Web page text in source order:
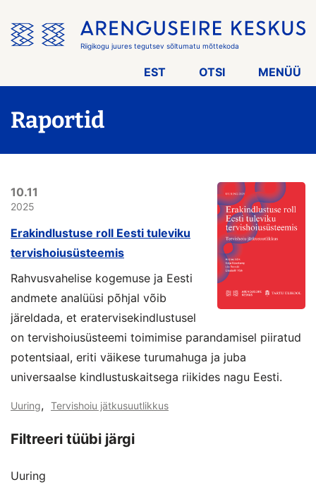
menüü
vahele
Riigikogu juures tegutsev sõltumatu mõttekoda
EST OTSI MENÜÜ
Raportid
10.11
2025
Erakindlustuse roll Eesti tuleviku
tervishoiusüsteemis
Rahvusvahelise kogemuse ja Eesti
andmete analüüsi põhjal võib
järeldada, et eratervisekindlustusel
on tervishoiusüsteemi toimimise parandamisel piiratud
potentsiaal, eriti väikese turumahuga ja juba
universaalse kindlustuskaitsega riikides nagu Eesti.
Uuring, Tervishoiu jätkusuutlikkus
Filtreeri tüübi järgi
Uuring